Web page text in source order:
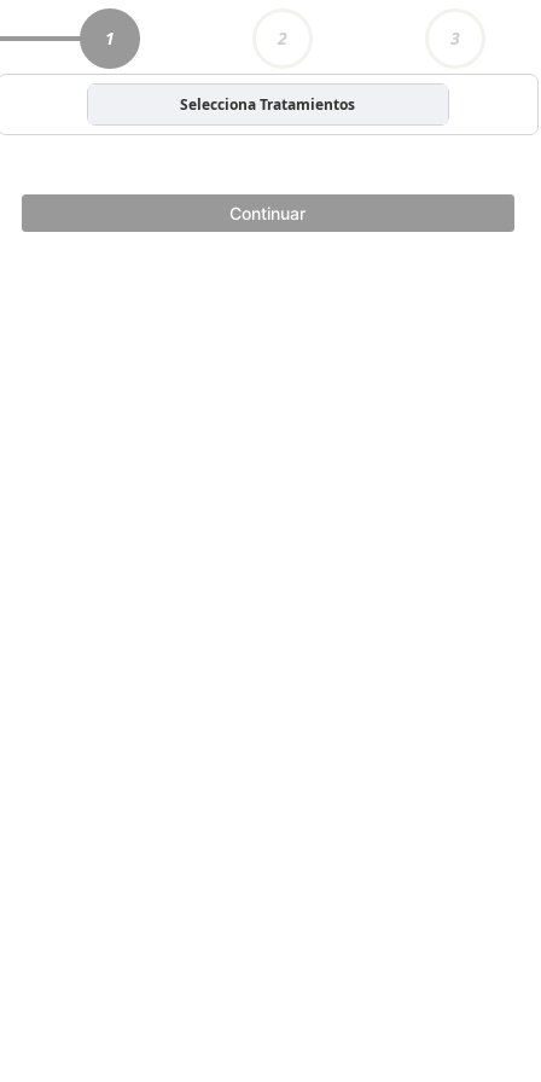
1 2 3
Selecciona Tratamientos
Continuar